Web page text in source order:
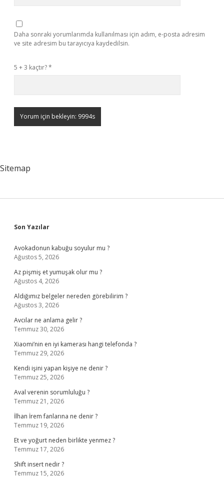
Daha sonraki yorumlarımda kullanılması için adım, e-posta adresim
ve site adresim bu tarayıcıya kaydedilsin.
5 + 3 kaçtır?*
Sitemap
Sidebar
Son Yazılar
Avokadonun kabuğu soyulur mu ?
Ağustos 5, 2026
Az pişmiş et yumuşak olur mu ?
Ağustos 4, 2026
Aldığımız belgeler nereden görebilirim ?
Ağustos 3, 2026
Avcılar ne anlama gelir ?
Temmuz 30, 2026
Xiaomi’nin en iyi kamerası hangi telefonda ?
Temmuz 29, 2026
Kendi işini yapan kişiye ne denir ?
Temmuz 25, 2026
Aval verenin sorumluluğu ?
Temmuz 21, 2026
İlhan İrem fanlarına ne denir ?
Temmuz 19, 2026
Et ve yoğurt neden birlikte yenmez ?
Temmuz 17, 2026
Shift insert nedir ?
Temmuz 15, 2026